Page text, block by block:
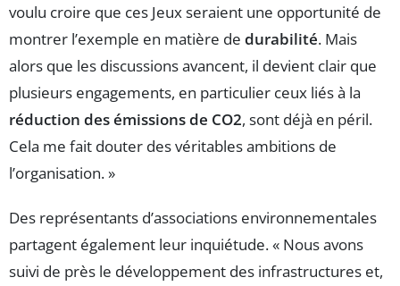
voulu croire que ces Jeux seraient une opportunité de
montrer l’exemple en matière de durabilité. Mais
alors que les discussions avancent, il devient clair que
plusieurs engagements, en particulier ceux liés à la
réduction des émissions de CO2, sont déjà en péril.
Cela me fait douter des véritables ambitions de
l’organisation. »
Des représentants d’associations environnementales
partagent également leur inquiétude. « Nous avons
suivi de près le développement des infrastructures et,